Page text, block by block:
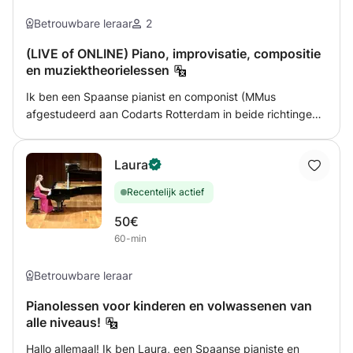
Betrouwbare leraar 2
(LIVE of ONLINE) Piano, improvisatie, compositie
en muziektheorielessen
Ik ben een Spaanse pianist en componist (MMus
afgestudeerd aan Codarts Rotterdam in beide richtingen)
pianolessen voor alle niveaus en stijlen (klassiek, jazz,
latin, new age, pop...), en ook muziektheorie-, compositie-
en improvisatielessen. Mijn lessen onderscheiden zich
door hun dynamiek, praktische aanpak en aanpassing
aan de behoeften en interesses van de student. De lessen
Maastunnel, waar ik een premium stage piano en een top-
gemiddeld niveau, dat met de dag beter wordt.
Laura
Recentelijk actief
50€
60-min
Betrouwbare leraar
Pianolessen voor kinderen en volwassenen van
alle niveaus!
Hallo allemaal! Ik ben Laura, een Spaanse pianiste en